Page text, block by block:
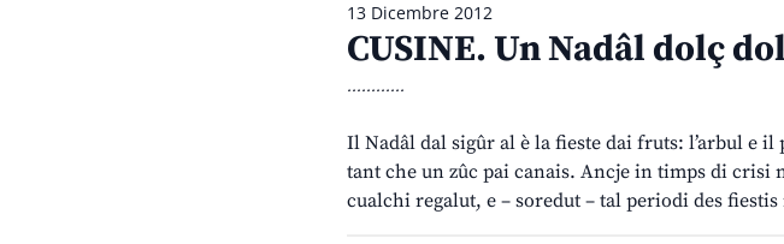
13 Dicembre 2012
CUSINE. Un Nadâl dolç
............
Il Nadâl dal sigûr al è la fieste dai fruts: l’arbul e
tant che un zûc pai canais. Ancje in timps di crisi
cualchi regalut, e – soredut – tal periodi des